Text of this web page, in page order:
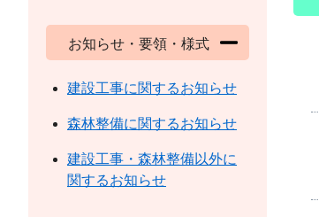
お知らせ・要領・様式
建設工事に関するお知らせ
森林整備に関するお知らせ
建設工事・森林整備以外に
関するお知らせ